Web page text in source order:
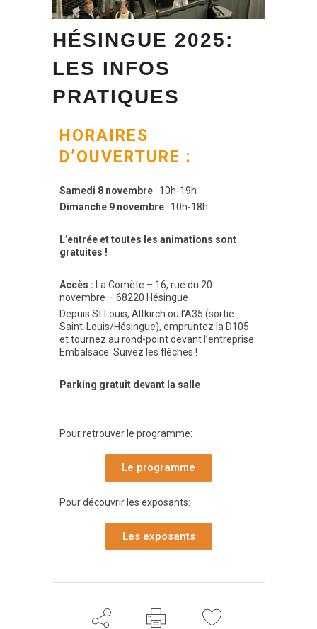
HÉSINGUE 2025:
LES INFOS
PRATIQUES
HORAIRES
D’OUVERTURE :
Samedi 8 novembre : 10h-19h
Dimanche 9 novembre : 10h-18h
L’entrée et toutes les animations sont
gratuites !
Accès : La Comète – 16, rue du 20
novembre – 68220 Hésingue
Depuis St Louis, Altkirch ou l’A35 (sortie
Saint-Louis/Hésingue), empruntez la D105
et tournez au rond-point devant l’entreprise
Embalsace. Suivez les flèches !
Parking gratuit devant la salle
Pour retrouver le programme:
Le programme
Pour découvrir les exposants:
Les exposants